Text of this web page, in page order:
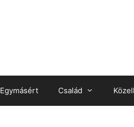
Egymásért Család